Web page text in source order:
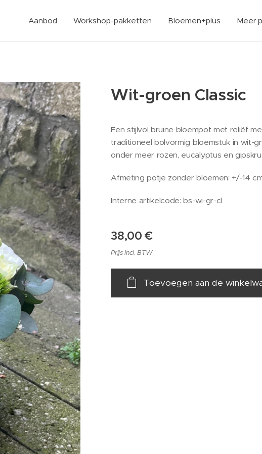
Aanbod Workshop-pakketten Bloemen+plus Meer
Wit-groen Classic
Een stijlvol bruine bloempot met reliëf
traditioneel bolvormig bloemstuk in wit-
onder meer rozen, eucalyptus en
Afmeting potje zonder bloemen: +/-14
Interne artikelcode: bs-wi-gr-cl
38,00 €
Prijs Incl. BTW
Toevoegen aan de